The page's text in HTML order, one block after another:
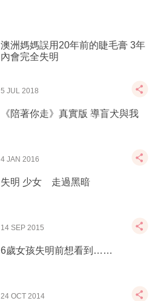
澳洲媽媽誤用20年前的睫毛膏 3年
內會完全失明
5 JUL 2018
《陪著你走》真實版 導盲犬與我
4 JAN 2016
失明 少女 走過黑暗
14 SEP 2015
6歲女孩失明前想看到……
24 OCT 2014